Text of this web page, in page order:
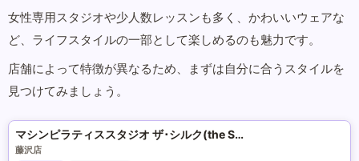
女性専用スタジオや少人数レッスンも多く、かわいいウェアな
ど、ライフスタイルの一部として楽しめるのも魅力です。
店舗によって特徴が異なるため、まずは自分に合うスタイルを
見つけてみましょう。
マシンピラティススタジオ ザ･シルク(the SILK)
藤沢店